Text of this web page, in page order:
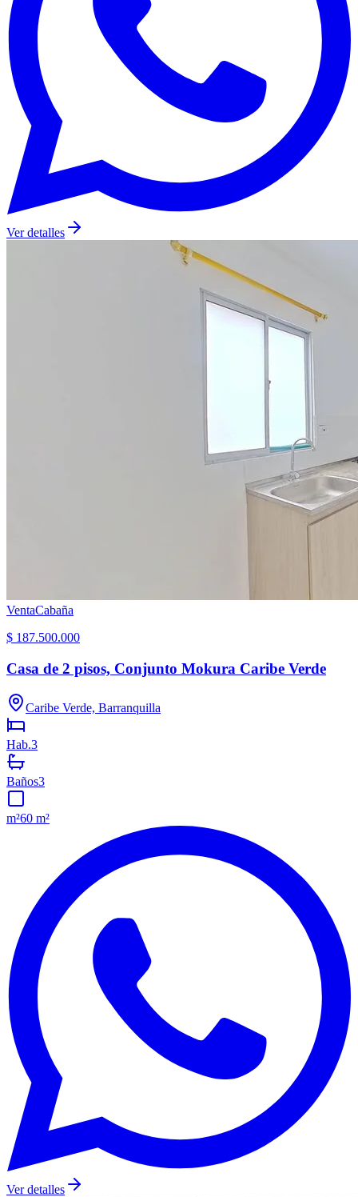
Ver detalles
VentaCabaña
$ 187.500.000
Casa de 2 pisos, Conjunto Mokura Caribe Verde
Caribe Verde, Barranquilla
Hab.3
Baños3
m²60 m²
Ver detalles